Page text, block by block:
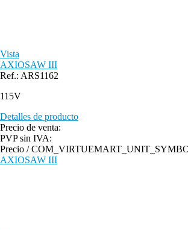
Vista
AXIOSAW III
Ref.: ARS1162
115V
Detalles de producto
Precio de venta:
PVP sin IVA:
Precio /
AXIOSAW III